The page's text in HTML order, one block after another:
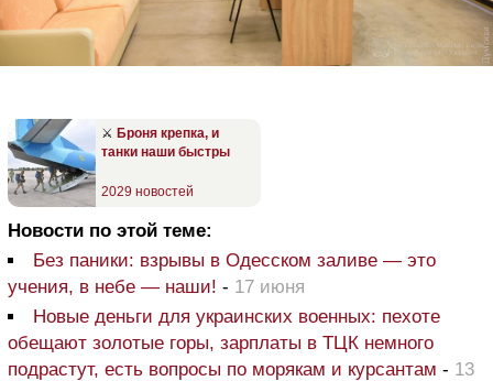
⚔️ Броня крепка, и
танки наши быстры
2029 новостей
Новости по этой теме:
Без паники: взрывы в Одесском заливе — это
учения, в небе — наши! - 17 июня
Новые деньги для украинских военных: пехоте
обещают золотые горы, зарплаты в ТЦК немного
подрастут, есть вопросы по морякам и курсантам - 13